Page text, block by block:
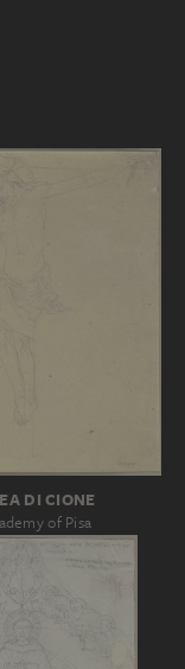
DI CIONE
of Pisa